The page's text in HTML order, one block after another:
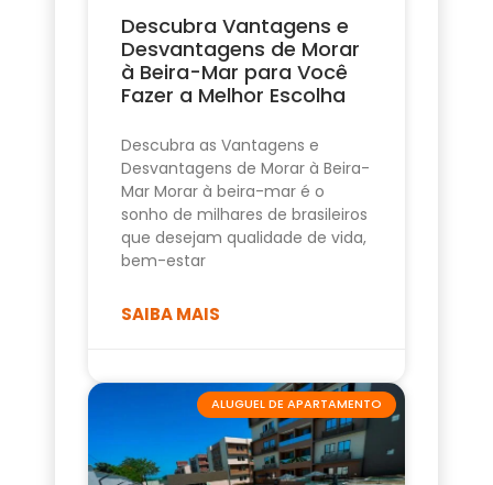
Descubra Vantagens e
Desvantagens de Morar
à Beira-Mar para Você
Fazer a Melhor Escolha
Descubra as Vantagens e
Desvantagens de Morar à Beira-
Mar Morar à beira-mar é o
sonho de milhares de brasileiros
que desejam qualidade de vida,
bem-estar
SAIBA MAIS
ALUGUEL DE APARTAMENTO